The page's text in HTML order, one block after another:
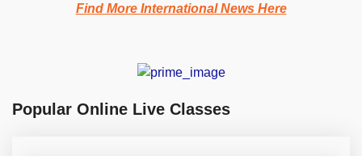
Find More International News Here
Popular Online Live Classes